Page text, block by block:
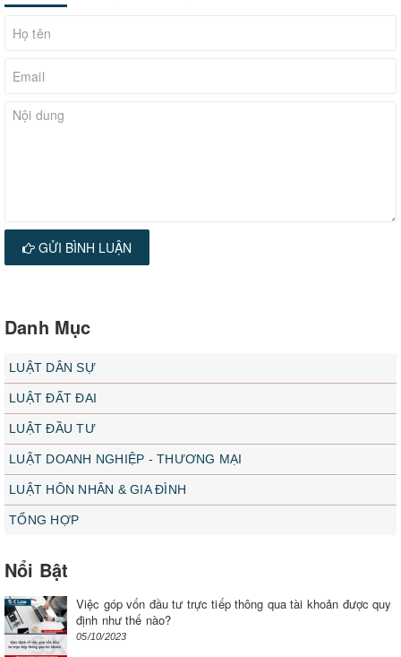
GỬI BÌNH LUẬN
Danh Mục
LUẬT DÂN SỰ
LUẬT ĐẤT ĐAI
LUẬT ĐẦU TƯ
LUẬT DOANH NGHIỆP - THƯƠNG MẠI
LUẬT HÔN NHÂN & GIA ĐÌNH
TỔNG HỢP
Nổi Bật
Việc góp vốn đầu tư trực tiếp thông qua tài khoản được quy
định như thế nào?
05/10/2023